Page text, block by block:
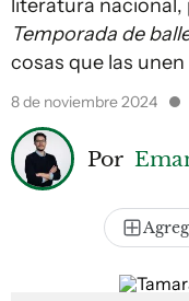
literatura nacional,
Temporada de
cosas que las unen
8 de noviembre 2024
Por